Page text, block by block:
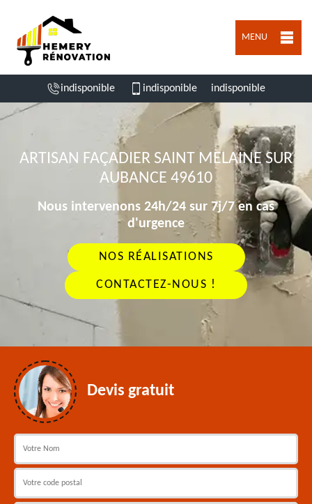
MENU
indisponible indisponible indisponible
ARTISAN FAÇADIER SAINT MELAINE SUR
AUBANCE 49610
Nous intervenons 24h/24 sur 7j/7 en cas
d'urgence
NOS RÉALISATIONS
CONTACTEZ-NOUS !
Devis gratuit